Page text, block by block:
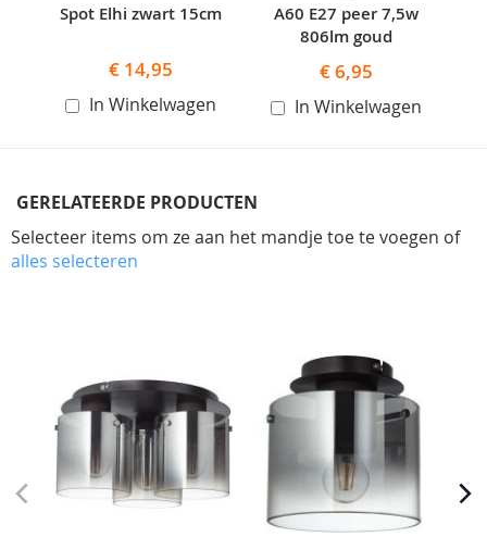
Spot Elhi zwart 15cm
€ 14,95
In Winkelwagen
A60 E27 peer 7,5w
806lm goud
€ 6,95
In Winkelwagen
GERELATEERDE PRODUCTEN
Selecteer items om ze aan het mandje toe te voegen of
alles selecteren